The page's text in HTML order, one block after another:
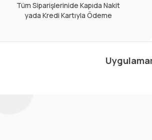
Tüm Siparişlerinide Kapıda Nakit
yada Kredi Kartıyla Ödeme